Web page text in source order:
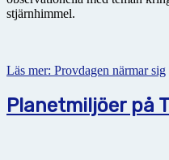
stjärnhimmel.
Läs mer: Provdagen närmar sig
Planetmiljöer på